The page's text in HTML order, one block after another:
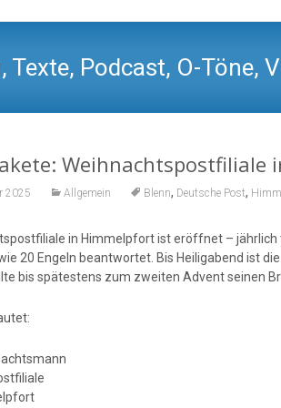
Podcast, O-Töne,
2025 Allgemein Blenn, Deutsche Post,
in Himmelpfort ist eröffnet –
20 Engeln beantwortet. Bis Heiligabend ist
bis spätestens zum zweiten Advent seinen